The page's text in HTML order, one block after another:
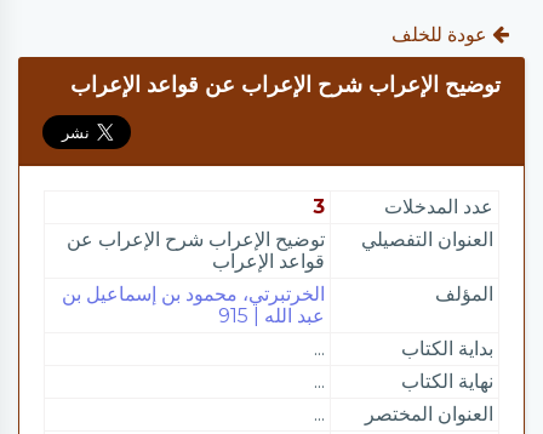
عودة للخلف
توضيح الإعراب شرح الإعراب عن قواعد الإعراب
عدد المدخلات
3
العنوان التفصيلي
توضيح الإعراب شرح الإعراب عن
قواعد الإعراب
المؤلف
الخرتبرتي، محمود بن إسماعيل بن
عبد الله | 915
بداية الكتاب
...
نهاية الكتاب
...
العنوان المختصر
...